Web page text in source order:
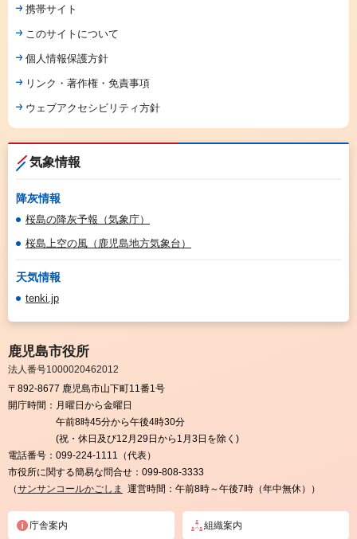
携帯サイト
このサイトについて
個人情報保護方針
リンク・著作権・免責事項
ウェブアクセシビリティ方針
気象情報
降灰情報
桜島の降灰予報（気象庁）
桜島上空の風（鹿児島地方気象台）
天気情報
tenki.jp
鹿児島市役所
法人番号1000020462012
〒892-8677 鹿児島市山下町11番1号
開庁時間： 月曜日から金曜日
午前8時45分から午後4時30分
(祝・休日及び12月29日から1月3日を除く)
電話番号： 099-224-1111（代表）
市役所に関する簡易な問合せ： 099-808-3333
（サンサンコールかごしま 運営時間：午前8時～午後7時（年中無休））
庁舎案内 組織案内